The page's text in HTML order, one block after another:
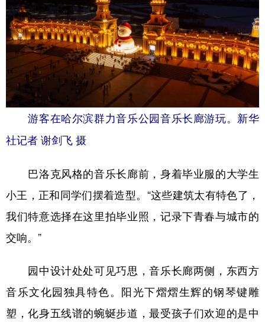
游客在哈尔滨群力音乐公园音乐长廊游玩。新华
社记者 谢剑飞 摄
巴洛克风格的音乐长廊前，身着毕业服的大学生
小王，正和同学们摆着造型。“这些建筑太有特色了，
我们特意选择在这里拍毕业照，记录下青春与城市的
交响。”
园中设计处处可见巧思，音乐长廊两侧，东西方
音乐文化园独具特色。阳光下熠熠生辉的钢琴键雕
塑，化身五线谱的蜿蜒步道，最受孩子们欢迎的是中